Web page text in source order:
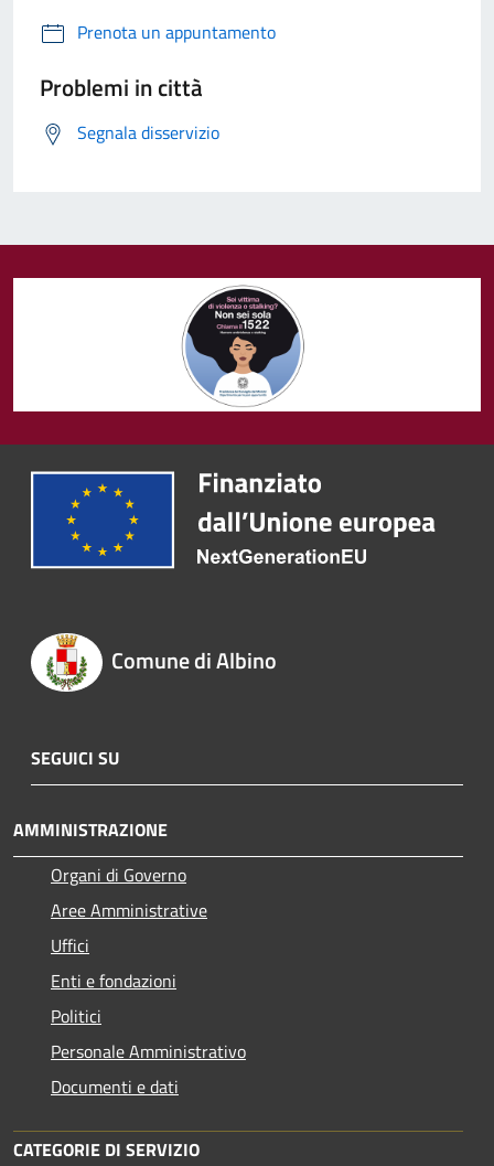
Prenota un appuntamento
Problemi in città
Segnala disservizio
Comune di Albino
SEGUICI SU
AMMINISTRAZIONE
Organi di Governo
Aree Amministrative
Uffici
Enti e fondazioni
Politici
Personale Amministrativo
Documenti e dati
CATEGORIE DI SERVIZIO